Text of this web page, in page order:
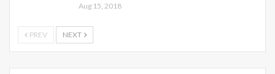
Aug 15, 2018
PREV NEXT